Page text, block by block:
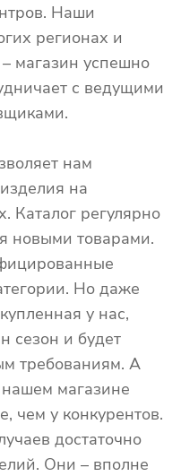
Наши
регионах и
магазин успешно
с ведущими
нам
на
Каталог регулярно
новыми товарами.
Но даже
у нас,
сезон и будет
требованиям. А
магазине
чем у конкурентов.
достаточно
Они – вполне